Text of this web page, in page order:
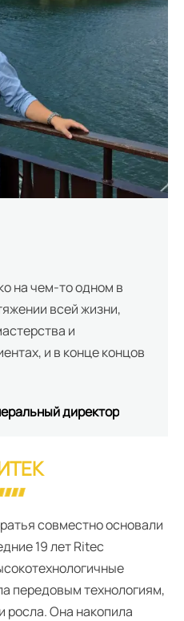
на чем-то одном в
всей жизни,
и
и в конце концов
директор
совместно основали
19 лет Ritec
передовым технологиям,
росла. Она накопила